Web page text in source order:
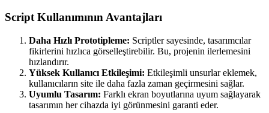
Script Kullanımının Avantajları
Daha Hızlı Prototipleme: Scriptler sayesinde, tasarımcılar
fikirlerini hızlıca görselleştirebilir. Bu, projenin ilerlemesini
hızlandırır.
Yüksek Kullanıcı Etkileşimi: Etkileşimli unsurlar eklemek,
kullanıcıların site ile daha fazla zaman geçirmesini sağlar.
Uyumlu Tasarım: Farklı ekran boyutlarına uyum sağlayarak
tasarımın her cihazda iyi görünmesini garanti eder.